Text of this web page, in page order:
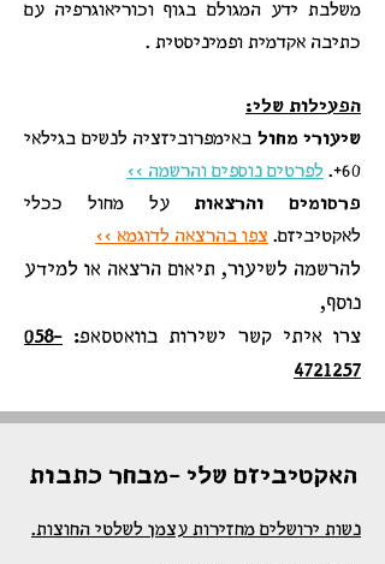
משלבת ידע המגולם בגוף וכוריאוגרפיה עם
כתיבה אקדמית ופמיניסטית .
הפעילות שלי:
שיעורי מחול באימפרוביזציה לנשים בגילאי
60+.
לפרטים נוספים והרשמה >>
פרסומים והרצאות על מחול ככלי
לאקטיביזם. צפו בהרצאה לדוגמא >>
להרשמה לשיעור, תיאום הרצאה או למידע
נוסף,
צרו איתי קשר ישירות בוואטסאפ:
058-
4721257
האקטיביזם שלי -מבחר כתבות
נשות ירושלים מחזירות עצמן לשלטי החוצות.